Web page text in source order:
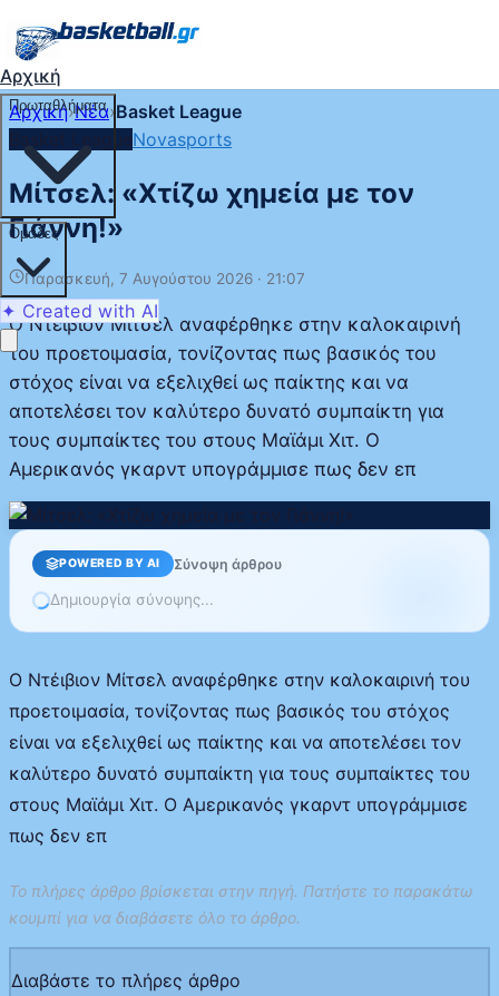
Αρχική
Πρωταθλήματα
Ομάδες
✦ Created with AI
Αρχική›Νέα›Basket League
Novasports
Μίτσελ: «Χτίζω χημεία με τον
Γιάννη!»
Παρασκευή, 7 Αυγούστου 2026 · 21:07
Ο Ντέιβιον Μίτσελ αναφέρθηκε στην καλοκαιρινή
του προετοιμασία, τονίζοντας πως βασικός του
στόχος είναι να εξελιχθεί ως παίκτης και να
αποτελέσει τον καλύτερο δυνατό συμπαίκτη για
τους συμπαίκτες του στους Μαϊάμι Χιτ. Ο
Αμερικανός γκαρντ υπογράμμισε πως δεν επ
POWERED BY AI Σύνοψη άρθρου
Δημιουργία σύνοψης...
Ο Ντέιβιον Μίτσελ αναφέρθηκε στην καλοκαιρινή του
προετοιμασία, τονίζοντας πως βασικός του στόχος
είναι να εξελιχθεί ως παίκτης και να αποτελέσει τον
καλύτερο δυνατό συμπαίκτη για τους συμπαίκτες του
στους Μαϊάμι Χιτ. Ο Αμερικανός γκαρντ υπογράμμισε
πως δεν επ
Το πλήρες άρθρο βρίσκεται στην πηγή. Πατήστε το παρακάτω
κουμπί για να διαβάσετε όλο το άρθρο.
Διαβάστε το πλήρες άρθρο